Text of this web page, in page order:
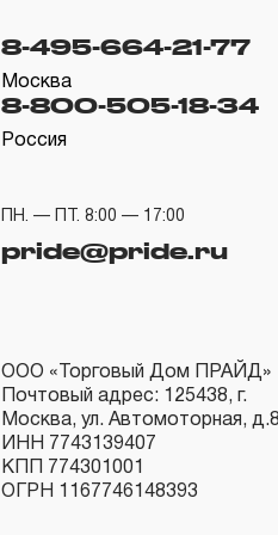
8-495-664-21-77
Москва
8-800-505-18-34
Россия
ПН. — ПТ. 8:00 — 17:00
pride@pride.ru
ООО «Торговый Дом ПРАЙД»
Почтовый адрес: 125438, г.
Москва, ул. Автомоторная, д.8
ИНН 7743139407
КПП 774301001
ОГРН 1167746148393